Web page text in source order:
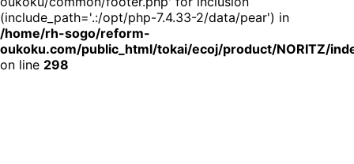
(include_path='.:/opt/php-7.4.33-2/data/pear') in
/home/rh-sogo/reform-
oukoku.com/public_html/tokai/ecoj/product/NORITZ/
on line 298